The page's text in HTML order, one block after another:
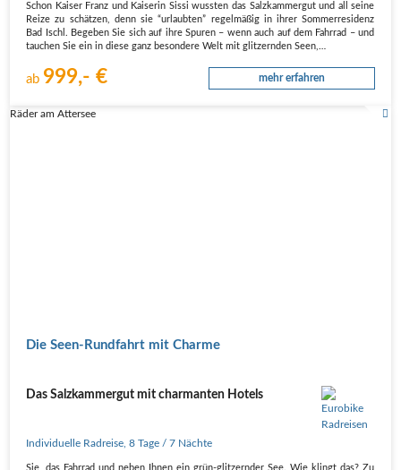
Schon Kaiser Franz und Kaiserin Sissi wussten das Salzkammergut und all seine
Reize zu schätzen, denn sie “urlaubten” regelmäßig in ihrer Sommerresidenz
Bad Ischl. Begeben Sie sich auf ihre Spuren – wenn auch auf dem Fahrrad – und
tauchen Sie ein in diese ganz besondere Welt mit glitzernden Seen,…
ab 999,- € mehr erfahren
Räder am Attersee
Die Seen-Rundfahrt mit Charme
Das Salzkammergut mit charmanten Hotels
Individuelle Radreise ,8 Tage / 7 Nächte